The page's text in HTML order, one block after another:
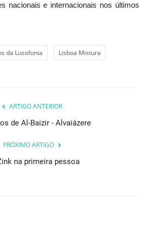
nacionais e internacionais nos últimos
da Lusofonia Lisboa Mistura
ARTIGO ANTERIOR
de Al-Baizir - Alvaiázere
PRÓXIMO ARTIGO
na primeira pessoa